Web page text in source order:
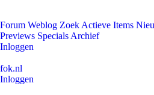
Forum Weblog Zoek Actieve Items
Previews Specials Archief
Inloggen
fok.nl
Inloggen